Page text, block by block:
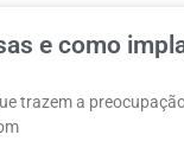
e como
trazem a